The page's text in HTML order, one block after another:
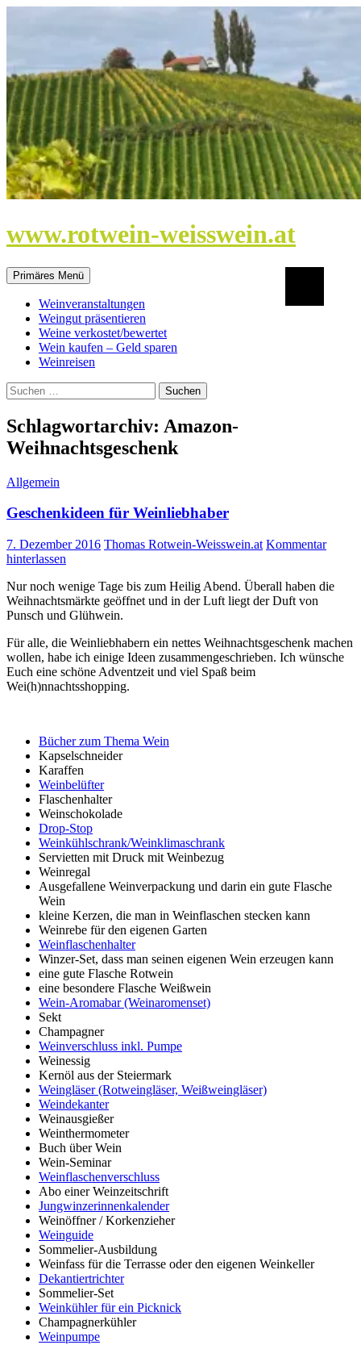
www.rotwein-weisswein.at
Primäres Menü
Weinveranstaltungen
Weingut präsentieren
Weine verkostet/bewertet
Wein kaufen – Geld sparen
Weinreisen
Suchen
nach:
Schlagwortarchiv: Amazon-
Weihnachtsgeschenk
Allgemein
Geschenkideen für Weinliebhaber
7. Dezember 2016 Thomas Rotwein-Weisswein.at Kommentar
hinterlassen
Nur noch wenige Tage bis zum Heilig Abend. Überall haben die
Weihnachtsmärkte geöffnet und in der Luft liegt der Duft von
Punsch und Glühwein.
Für alle, die Weinliebhabern ein nettes Weihnachtsgeschenk machen
wollen, habe ich einige Ideen zusammengeschrieben. Ich wünsche
Euch eine schöne Adventzeit und viel Spaß beim
Wei(h)nnachtsshopping.
Bücher zum Thema Wein
Kapselschneider
Karaffen
Weinbelüfter
Flaschenhalter
Weinschokolade
Drop-Stop
Weinkühlschrank/Weinklimaschrank
Servietten mit Druck mit Weinbezug
Weinregal
Ausgefallene Weinverpackung und darin ein gute Flasche
Wein
kleine Kerzen, die man in Weinflaschen stecken kann
Weinrebe für den eigenen Garten
Weinflaschenhalter
Winzer-Set, dass man seinen eigenen Wein erzeugen kann
eine gute Flasche Rotwein
eine besondere Flasche Weißwein
Wein-Aromabar (Weinaromenset)
Sekt
Champagner
Weinverschluss inkl. Pumpe
Weinessig
Kernöl aus der Steiermark
Weingläser (Rotweingläser, Weißweingläser)
Weindekanter
Weinausgießer
Weinthermometer
Buch über Wein
Wein-Seminar
Weinflaschenverschluss
Abo einer Weinzeitschrift
Jungwinzerinnenkalender
Weinöffner / Korkenzieher
Weinguide
Sommelier-Ausbildung
Weinfass für die Terrasse oder den eigenen Weinkeller
Dekantiertrichter
Sommelier-Set
Weinkühler für ein Picknick
Champagnerkühler
Weinpumpe